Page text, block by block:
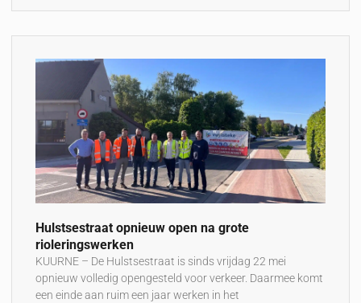
Hulstsestraat opnieuw open na grote
rioleringswerken
KUURNE – De Hulstsestraat is sinds vrijdag 22 mei
opnieuw volledig opengesteld voor verkeer. Daarmee komt
een einde aan ruim een jaar werken in het